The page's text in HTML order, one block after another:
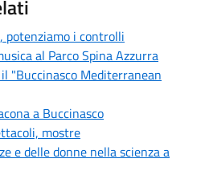
potenziamo i controlli
al Parco Spina Azzurra
"Buccinasco Mediterranean
a Buccinasco
mostre
e delle donne nella scienza a